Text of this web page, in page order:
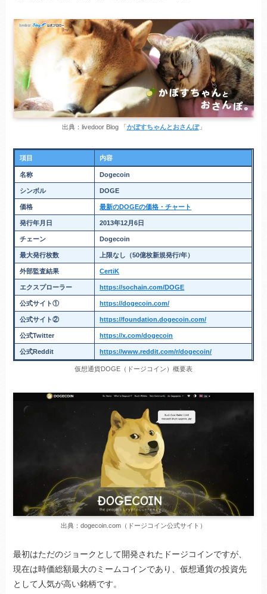
出典：livedoor Blog 「 かぼすちゃんとおさんぽ」
項目 内容
名称 Dogecoin
シンボル DOGE
価格 最新のDOGEの価格・チャート
発行年月日 2013年12月6日
チェーン Dogecoin
最大発行枚数 上限なし（50億枚新規発行/年）
外部監査結果 CertiK
エクスプローラー https://sochain.com/DOGE
公式サイト① https://dogecoin.com/
公式サイト② https://foundation.dogecoin.com/
公式Twitter https://x.com/dogecoin
公式Reddit https://www.reddit.com/r/dogecoin/
仮想通貨DOGE（ドージコイン）概要表
出典：dogecoin.com（ドージコイン公式サイト）
最初はただのジョークとして開発されたドージコインですが、
現在は時価総額最大のミームコインであり、仮想通貨の投資先
として人気が高い銘柄です。